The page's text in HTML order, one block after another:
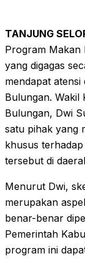
TANJUNG
Program Makan
yang digagas
mendapat atensi
Bulungan. Wakil
Bulungan, Dwi
satu pihak yang
khusus
tersebut di
Menurut Dwi,
merupakan
benar-benar
Pemerintah
program ini